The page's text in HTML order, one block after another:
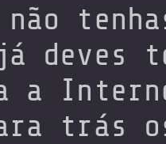
não
deves
a
trás